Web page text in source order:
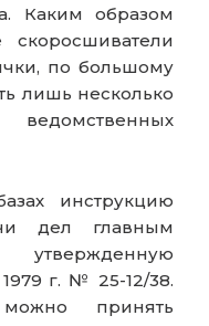
Каким образом
скоросшиватели
по большому
лишь несколько
инструкцию
дел главным
г. № 25-12/38.
принять